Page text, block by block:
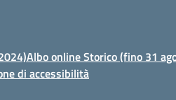
Albo online Storico (fino 31
di accessibilità